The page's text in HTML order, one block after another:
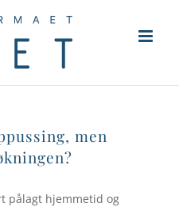
men
pålagt hjemmetid og